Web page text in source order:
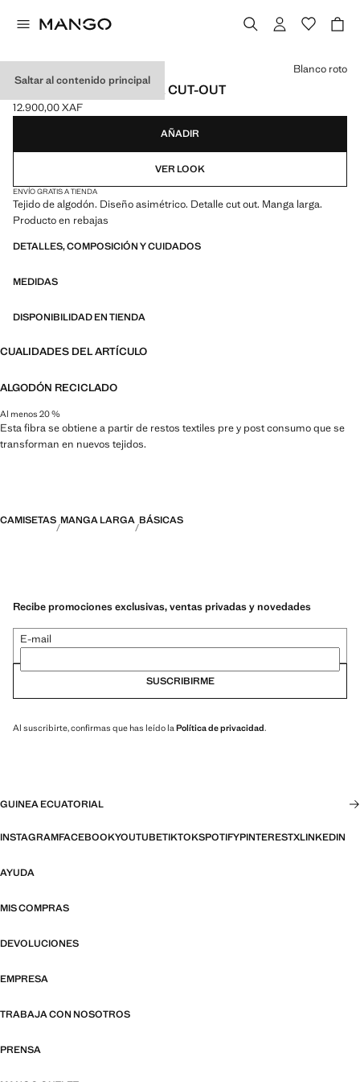
Saltar al contenido principal
CAMISETA ASIMÉTRICA CUT-OUT
Precio actual [12.900,00 XAF ]
12.900,00 XAF
Selecciona un color
Blanco roto
AÑADIR
VER LOOK
ENVÍO GRATIS A TIENDA
Tejido de algodón. Diseño asimétrico. Detalle cut out. Manga larga.
Producto en rebajas
DETALLES, COMPOSICIÓN Y CUIDADOS
MEDIDAS
DISPONIBILIDAD EN TIENDA
CUALIDADES DEL ARTÍCULO
ALGODÓN RECICLADO
Al menos 20 %
Esta fibra se obtiene a partir de restos textiles pre y post consumo que se
transforman en nuevos tejidos.
CAMISETAS MANGA LARGA BÁSICAS
Recibe promociones exclusivas, ventas privadas y novedades
E-mail
SUSCRIBIRME
Al suscribirte, confirmas que has leído laPolítica de privacidad.
GUINEA ECUATORIAL
INSTAGRAMFACEBOOKYOUTUBETIKTOKSPOTIFYPINTERESTXLINKEDIN
AYUDA
MIS COMPRAS
DEVOLUCIONES
EMPRESA
TRABAJA CON NOSOTROS
PRENSA